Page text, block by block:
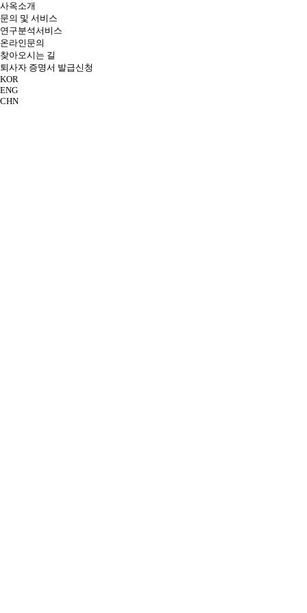
사옥소개
문의 및 서비스
연구분석서비스
온라인문의
찾아오시는 길
퇴사자 증명서 발급신청
KOR
ENG
CHN